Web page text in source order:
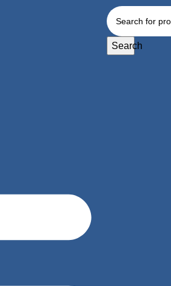
Search